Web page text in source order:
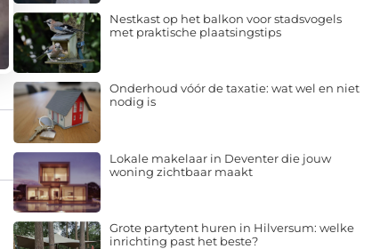
Nestkast op het balkon voor stadsvogels
met praktische plaatsingstips
Onderhoud vóór de taxatie: wat wel en niet
nodig is
Lokale makelaar in Deventer die jouw
woning zichtbaar maakt
Grote partytent huren in Hilversum: welke
inrichting past het beste?